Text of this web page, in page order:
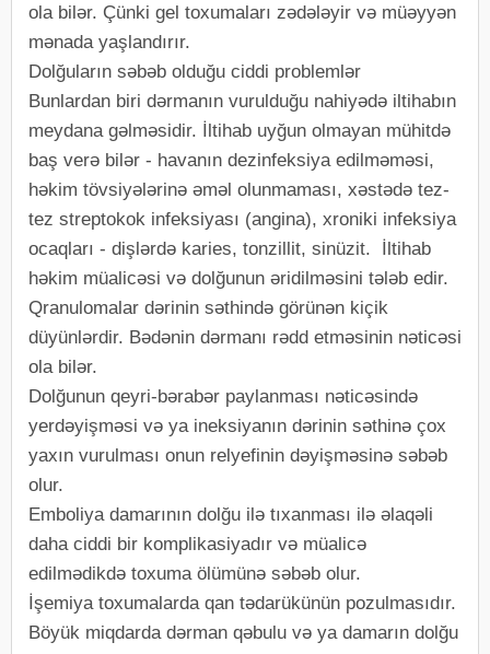
ola bilər. Çünki gel toxumaları zədələyir və müəyyən
mənada yaşlandırır.
Dolğuların səbəb olduğu ciddi problemlər
Bunlardan biri dərmanın vurulduğu nahiyədə iltihabın
meydana gəlməsidir. İltihab uyğun olmayan mühitdə
baş verə bilər - havanın dezinfeksiya edilməməsi,
həkim tövsiyələrinə əməl olunmaması, xəstədə tez-
tez streptokok infeksiyası (angina), xroniki infeksiya
ocaqları - dişlərdə karies, tonzillit, sinüzit. İltihab
həkim müalicəsi və dolğunun əridilməsini tələb edir.
Qranulomalar dərinin səthində görünən kiçik
düyünlərdir. Bədənin dərmanı rədd etməsinin nəticəsi
ola bilər.
Dolğunun qeyri-bərabər paylanması nəticəsində
yerdəyişməsi və ya ineksiyanın dərinin səthinə çox
yaxın vurulması onun relyefinin dəyişməsinə səbəb
olur.
Emboliya damarının dolğu ilə tıxanması ilə əlaqəli
daha ciddi bir komplikasiyadır və müalicə
edilmədikdə toxuma ölümünə səbəb olur.
İşemiya toxumalarda qan tədarükünün pozulmasıdır.
Böyük miqdarda dərman qəbulu və ya damarın dolğu